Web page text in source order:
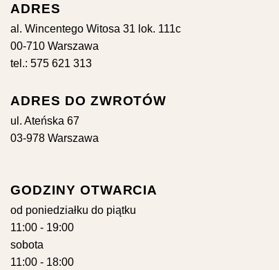
ADRES
al. Wincentego Witosa 31 lok. 111c
00-710 Warszawa
tel.: 575 621 313
ADRES DO ZWROTÓW
ul. Ateńska 67
03-978 Warszawa
GODZINY OTWARCIA
od poniedziałku do piątku
11:00 - 19:00
sobota
11:00 - 18:00